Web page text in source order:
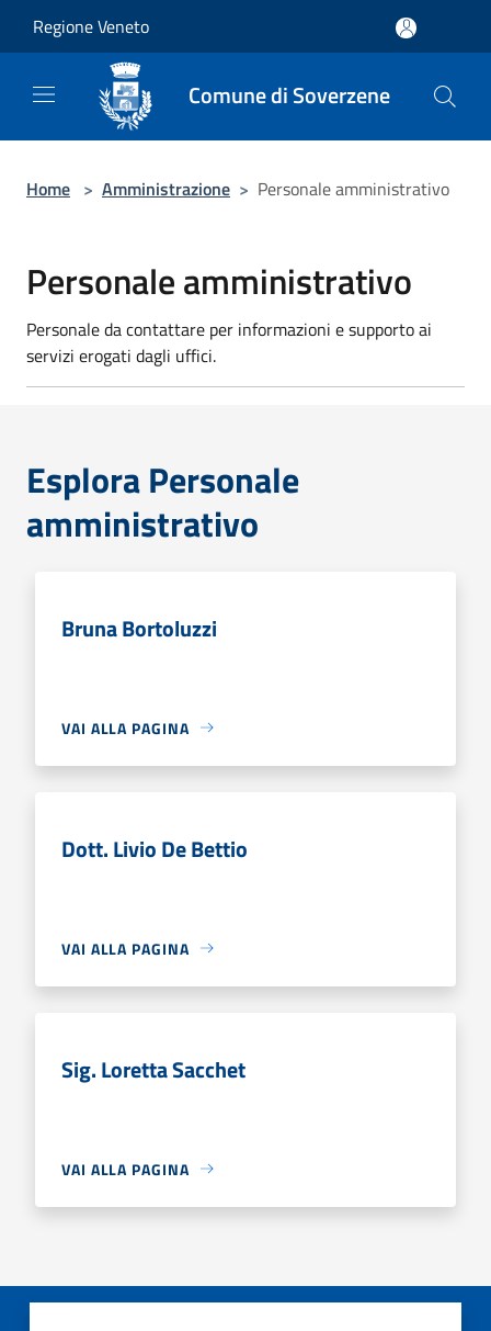
Regione Veneto
Comune di Soverzene
Home > Amministrazione > Personale amministrativo
Personale amministrativo
Personale da contattare per informazioni e supporto ai
servizi erogati dagli uffici.
Esplora Personale
amministrativo
Bruna Bortoluzzi
VAI ALLA PAGINA
Dott. Livio De Bettio
VAI ALLA PAGINA
Sig. Loretta Sacchet
VAI ALLA PAGINA